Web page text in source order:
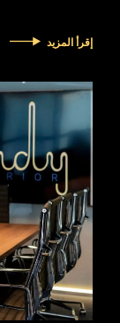
إقرأ المزيد